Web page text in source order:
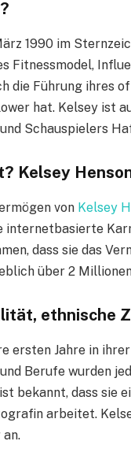
1990 im
Fitnessmodel,
die Führung ihres
hat. Kelsey ist
Schauspielers
Kelsey
von Kelsey
internetbasierte
dass sie das
über 2
ethnische
ersten Jahre in
Berufe wurden
bekannt, dass sie
arbeitet.